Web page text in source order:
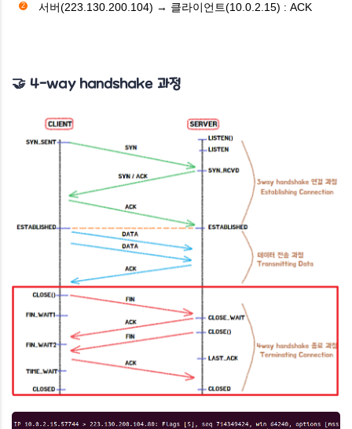
서버(223.130.200.104) → 클라이언트(10.0.2.15) : ACK
🤝 4-way handshake 과정